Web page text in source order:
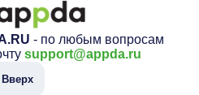
- по любым вопросам
support@appda.ru
Вверх